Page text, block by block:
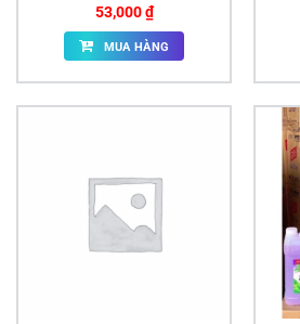
53,000₫
MUA HÀNG